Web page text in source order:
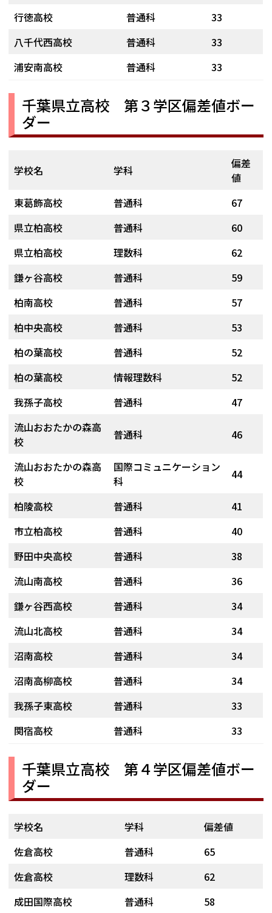
行徳高校
普通科
33
八千代西高校
普通科
33
浦安南高校
普通科 33
千葉県立高校 第３学区偏差値ボー
ダー
学校名 学科
偏差
値
東葛飾高校
普通科
67
県立柏高校
普通科
60
県立柏高校
理数科
62
鎌ヶ谷高校
普通科
59
柏南高校
普通科
57
柏中央高校
普通科
53
柏の葉高校
普通科
52
柏の葉高校
情報理数科
52
我孫子高校
普通科
47
流山おおたかの森高
校
普通科 46
流山おおたかの森高
校
国際コミュニケーション
科
44
柏陵高校 普通科
41
市立柏高校
普通科
40
野田中央高校
普通科
38
流山南高校
普通科
36
鎌ヶ谷西高校
普通科
34
流山北高校
普通科
34
沼南高校
普通科
34
沼南高柳高校
普通科
34
我孫子東高校
普通科
33
関宿高校
普通科 33
千葉県立高校 第４学区偏差値ボー
ダー
学校名 学科
偏差値
佐倉高校
普通科
65
佐倉高校
理数科
62
成田国際高校
普通科 58